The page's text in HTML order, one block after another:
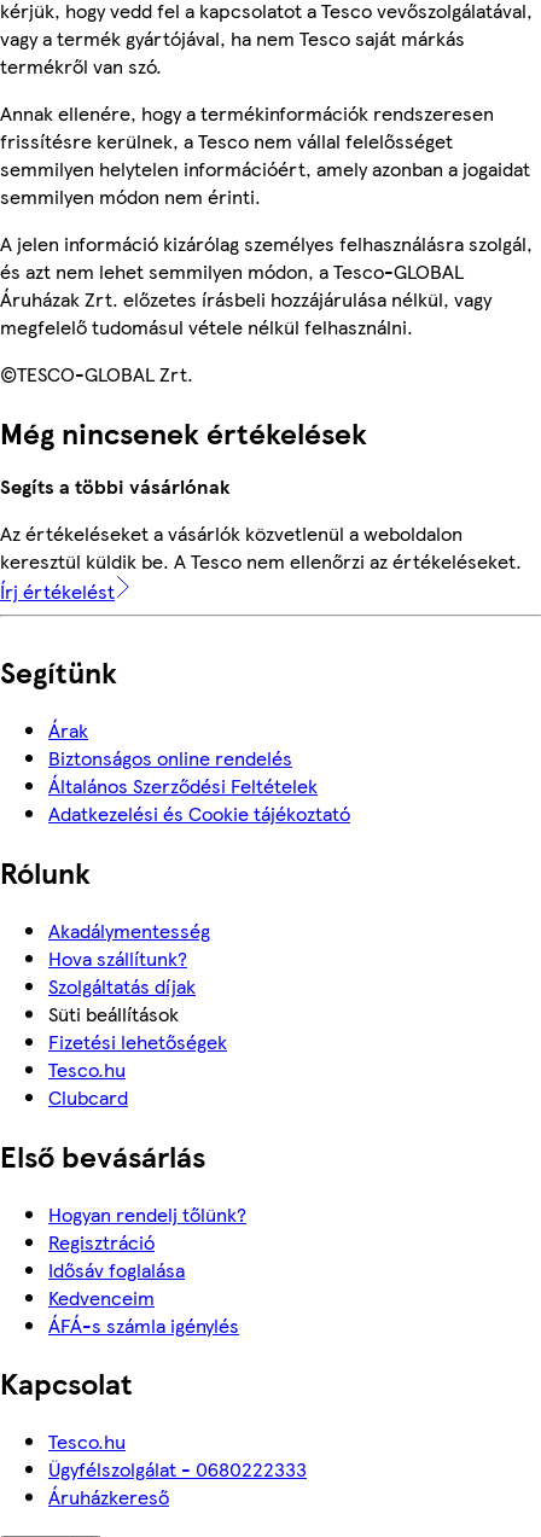
kérjük, hogy vedd fel a kapcsolatot a Tesco vevőszolgálatával,
vagy a termék gyártójával, ha nem Tesco saját márkás
termékről van szó.
Annak ellenére, hogy a termékinformációk rendszeresen
frissítésre kerülnek, a Tesco nem vállal felelősséget
semmilyen helytelen információért, amely azonban a jogaidat
semmilyen módon nem érinti.
A jelen információ kizárólag személyes felhasználásra szolgál,
és azt nem lehet semmilyen módon, a Tesco-GLOBAL
Áruházak Zrt. előzetes írásbeli hozzájárulása nélkül, vagy
megfelelő tudomásul vétele nélkül felhasználni.
©TESCO-GLOBAL Zrt.
Még nincsenek értékelések
Segíts a többi vásárlónak
Az értékeléseket a vásárlók közvetlenül a weboldalon
keresztül küldik be. A Tesco nem ellenőrzi az értékeléseket.
Írj értékelést
Segítünk
Árak
Biztonságos online rendelés
Általános Szerződési Feltételek
Adatkezelési és Cookie tájékoztató
Rólunk
Akadálymentesség
Hova szállítunk?
Szolgáltatás díjak
Süti beállítások
Fizetési lehetőségek
Tesco.hu
Clubcard
Első bevásárlás
Hogyan rendelj tőlünk?
Regisztráció
Idősáv foglalása
Kedvenceim
ÁFÁ-s számla igénylés
Kapcsolat
Tesco.hu
Ügyfélszolgálat - 0680222333
Áruházkereső